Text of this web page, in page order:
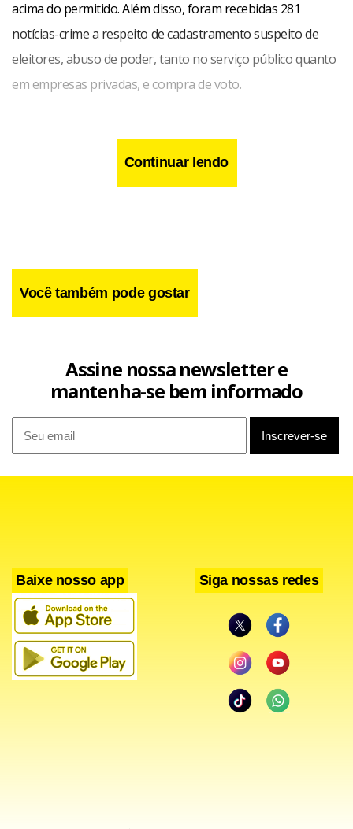
acima do permitido. Além disso, foram recebidas 281
notícias-crime a respeito de cadastramento suspeito de
eleitores, abuso de poder, tanto no serviço público quanto
em empresas privadas, e compra de voto.
“As denúncias de compra de voto vão desde o
Continuar lendo
Você também pode gostar
Assine nossa newsletter e
mantenha-se bem informado
Baixe nosso app Siga nossas redes